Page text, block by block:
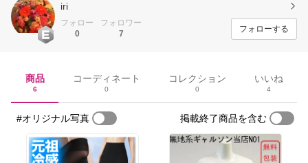
iri
フォロー
0
フォロワー
7
フォローする
商品
6
コーディネート
0
コレクション
0
いいね
4
#オリジナル写真 掲載終了商品を含む